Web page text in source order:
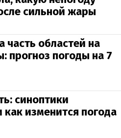
сильной жары
часть областей на
прогноз погоды на 7
синоптики
как изменится погода